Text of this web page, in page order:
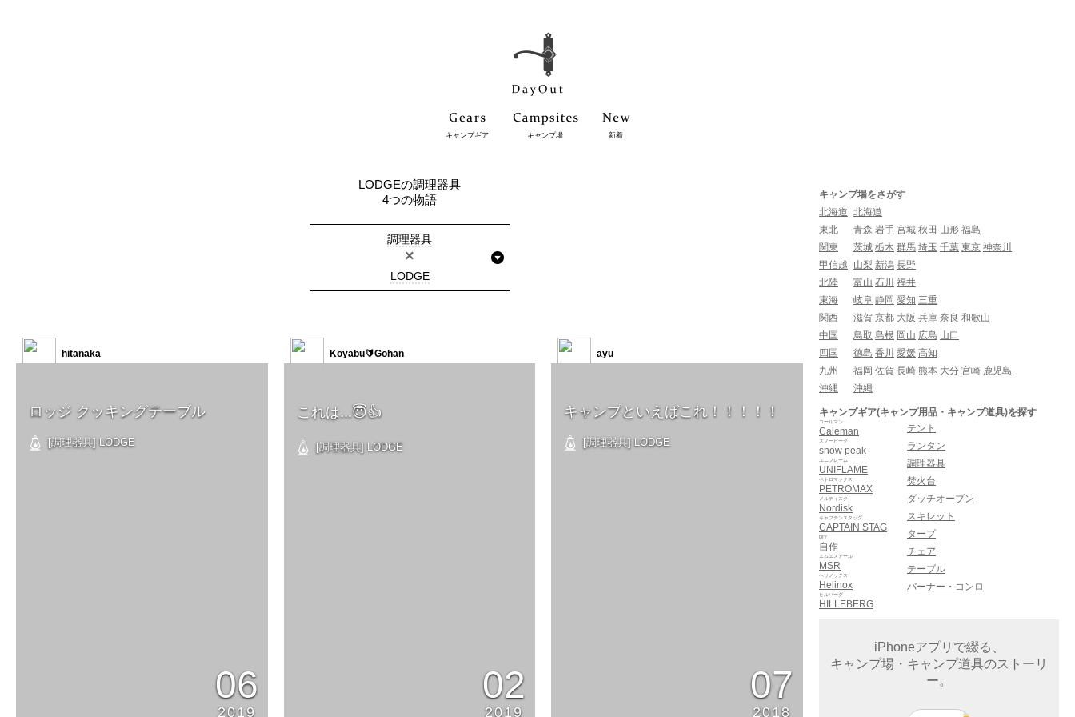
キャンプギア キャンプ場 新着
LODGEの調理器具
4つの物語
調理器具
×
LODGE
ロッジ クッキングテーブル
[調理器具] LODGE
06
2019
hitanaka
これは...😇👍
[調理器具] LODGE
02
2019
Koyabu🔰Gohan
キャンプといえばこれ！！！！！
[調理器具] LODGE
07
2018
ayu
キャンプ場をさがす
北海道 北海道
東北
青森 岩手 宮城 秋田 山形 福島
関東
茨城 栃木 群馬 埼玉 千葉 東京 神奈川
甲信越
山梨 新潟 長野
北陸
富山 石川 福井
東海
岐阜 静岡 愛知 三重
関西
滋賀 京都 大阪 兵庫 奈良 和歌山
中国
鳥取 島根 岡山 広島 山口
四国
徳島 香川 愛媛 高知
九州
福岡 佐賀 長崎 熊本 大分 宮崎 鹿児島
沖縄
沖縄
キャンプギア(キャンプ用品・キャンプ道具)を探す
Caleman
コールマン
snow peak
スノーピーク
UNIFLAME
ユニフレーム
PETROMAX
ペトロマックス
Nordisk
ノルディスク
CAPTAIN STAG
キャプテンスタッグ
自作
DIY
MSR
エムエスアール
Helinox
ヘリノックス
HILLEBERG
ヒルバーグ
テント
ランタン
調理器具
焚火台
ダッチオーブン
スキレット
タープ
チェア
テーブル
バーナー・コンロ
iPhoneアプリで綴る、
キャンプ場・キャンプ道具のストーリ
ー。